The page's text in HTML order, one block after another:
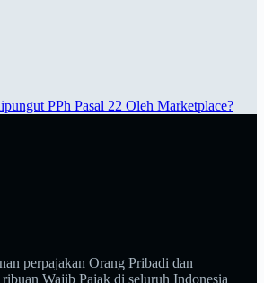
PPh Pasal 22 Oleh Marketplace?
perpajakan Orang Pribadi dan
Wajib Pajak di seluruh Indonesia